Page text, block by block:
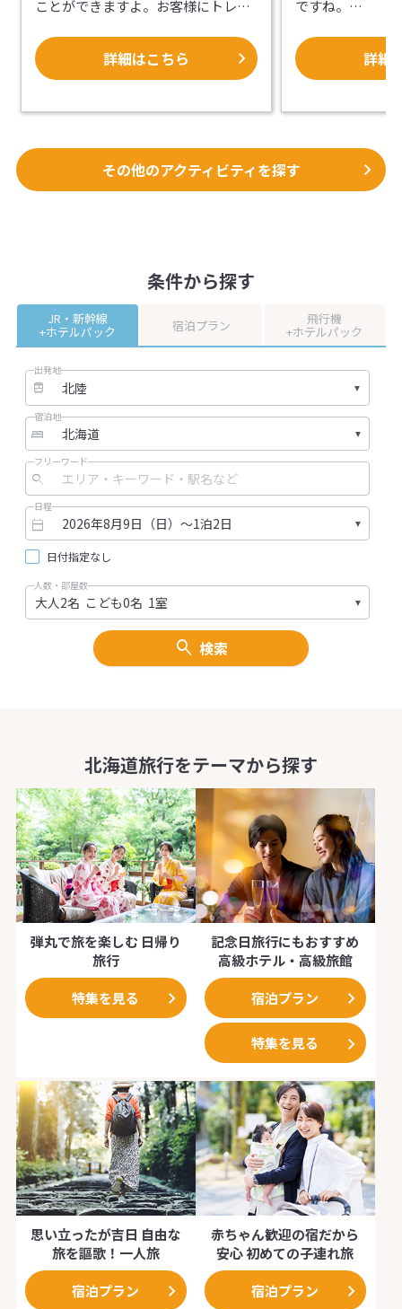
ことができますよ。お客様にトレッ
ガイドがしっかりとサポートいたし
ます。
大雪山は、北海道の最高峰である旭
岳（2,291m）をはじめ、20連峰にお
よぶ標高2,000m級の山々の総称で
道の美しい風景に感動したり、様々
な植物を観察したりしながら、のん
びりと歩いてみましょう！
【お客様のご要望に応じます！】
地域を知り尽くしたガイドがお客様
の要望に沿って、トレッキングのご
案内をします。行きたかったとこ
ろ、見たかったところ、どんどんお
聞かせください。また、お客様の体
力や経験にも応じてコースを決めて
いきますので、ちょっと体力に自信
がない・・という方もご安心くださ
い！
【少人数で出発します！】
最大7人までのプライベートツアーで
すので、ガイドの目がしっかりと行
き届きます。説明も聞きやすいです
し、質問もしやすいと思います。ご
家族や仲間と一緒に参加すれば、き
っと更に絆が深まるはず。北海道旅
詳細はこちら
ですね。
情緒溢れる小樽
物がよく似合い
着心地や生地の
【レトロモダン
物】
着物を着たまま
の伝統的な着物
い色目は若いお
と美しさを是非
い。
【情緒ある小樽
な着物で満喫】
お好きなお着物
みください。周
樽出世前広場、
小樽駅、手宮線
ットとしてもお
物は歴史ある景
よ。ご希望があ
主がとっておき
レンタル時間に
をご用意してい
ポットでサクッ
におすすめの1
ざまな観光スポ
たい方向け１日
並み散策やお買
にぴったりの1
す。レンタル料
すべて揃うので
軽にお越しくだ
【所要時間】
当日6時間以上
詳細
その他のアクティビティを探す
条件から探す
JR・新幹線
+ホテルパック 宿泊プラン 飛行機
+ホテルパック
出発地
宿泊地
フリーワード
日程
日付指定なし
人数・部屋数
検索
北海道旅行をテーマから探す
弾丸で旅を楽しむ 日帰り
旅行
特集を見る
記念日旅行にもおすすめ
高級ホテル・高級旅館
宿泊プラン
特集を見る
思い立ったが吉日 自由な
旅を謳歌！一人旅
宿泊プラン
赤ちゃん歓迎の宿だから
安心 初めての子連れ旅
宿泊プラン